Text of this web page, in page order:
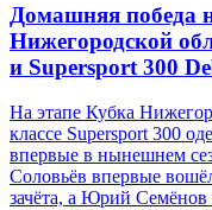
Домашняя победа
Нижегородской
и Supersport 300
На этапе Кубка
классе Supersport 300
впервые в нынешнем
Соловьёв впервые
зачёта, а Юрий Семёнов